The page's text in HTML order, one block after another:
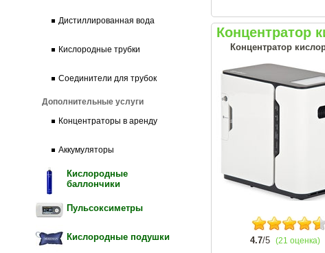
Дистиллированная вода
Кислородные трубки
Соединители для трубок
Дополнительные услуги
Концентраторы в аренду
Аккумуляторы
Кислородные
баллончики
Пульсоксиметры
Кислородные подушки
Концентратор
Концентратор
4.7/5 (21 оценка)